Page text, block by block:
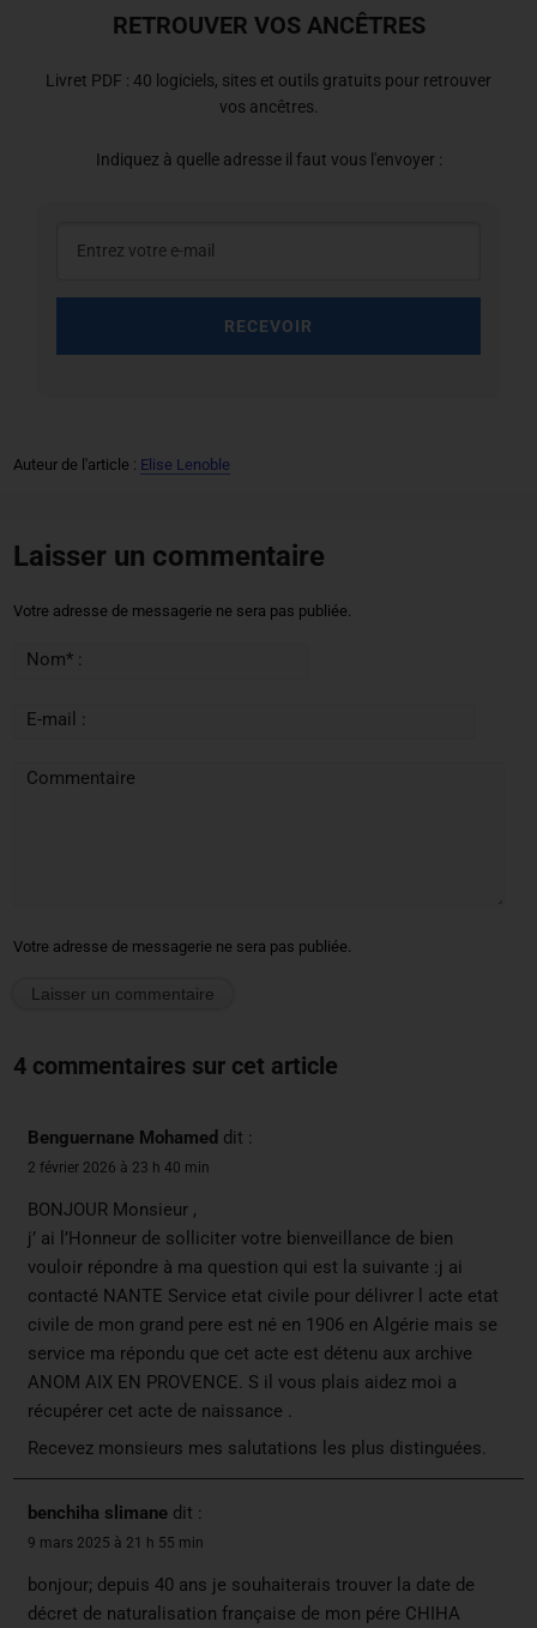
RETROUVER VOS ANCÊTRES
Livret PDF : 40 logiciels, sites et outils gratuits pour retrouver
vos ancêtres.
Indiquez à quelle adresse il faut vous l'envoyer :
RECEVOIR
Auteur de l'article : Elise Lenoble
Laisser un commentaire
Votre adresse de messagerie ne sera pas publiée.
Nom* :
E-mail :
Commentaire
Votre adresse de messagerie ne sera pas publiée.
4 commentaires sur cet article
Benguernane Mohamed dit :
2 février 2026 à 23 h 40 min
BONJOUR Monsieur ,
j’ ai l’Honneur de solliciter votre bienveillance de bien
vouloir répondre à ma question qui est la suivante :j ai
contacté NANTE Service etat civile pour délivrer l acte etat
civile de mon grand pere est né en 1906 en Algérie mais se
service ma répondu que cet acte est détenu aux archive
ANOM AIX EN PROVENCE. S il vous plais aidez moi a
récupérer cet acte de naissance .
Recevez monsieurs mes salutations les plus distinguées.
benchiha slimane dit :
9 mars 2025 à 21 h 55 min
bonjour; depuis 40 ans je souhaiterais trouver la date de
décret de naturalisation française de mon pére CHIHA